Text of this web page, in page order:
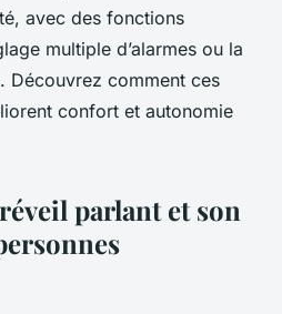
de lecture
avec des fonctions
multiple d’alarmes ou la
Découvrez comment ces
confort et autonomie
parlant et son